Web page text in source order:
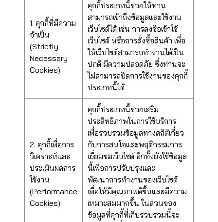
1. คุกกี้ที่มีความ
จำเป็น
(Strictly
Necessary
Cookies)
คุกกี้ประเภทนี้ช่วยให้ท่าน
สามารถเข้าถึงข้อมูลและใช้งาน
เว็บไซต์ได้ เช่น การลงชื่อเข้าใช้
เว็บไซต์ หรือการสั่งซื้อสินค้า เพื่อ
ให้เว็บไซต์สามารถทำงานได้เป็น
ปกติ มีความปลอดภัย ซึ่งท่านจะ
ไม่สามารถปิดการใช้งานของคุกกี้
ประเภทนี้ได้
2. คุกกี้เพื่อการ
วิเคราะห์และ
ประเมินผลการ
ใช้งาน
(Performance
Cookies)
คุกกี้ประเภทนี้ช่วยเสริม
ประสิทธิภาพในการใช้บริการ
เพื่อรวบรวมข้อมูลทางสถิติเกี่ยว
กับการสนใจและพฤติกรรมการ
เยี่ยมชมเว็บไซต์ อีกทั้งยังใช้ข้อมูล
นี้เพื่อการปรับปรุงและ
พัฒนาการทำงานของเว็บไซต์
เพื่อให้มีคุณภาพดีขึ้นและมีความ
เหมาะสมมากขึ้น ในส่วนของ
ข้อมูลที่คุกกี้ที่เก็บรวบรวมนี้จะ